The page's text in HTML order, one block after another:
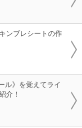
ンブレシートの作
ル》を覚えてライ
介！